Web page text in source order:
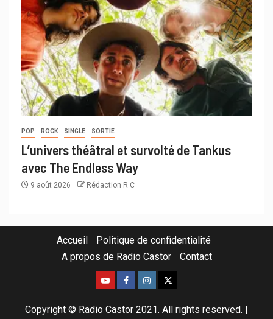
POP ROCK SINGLE SORTIE
L’univers théâtral et survolté de Tankus
avec The Endless Way
9 août 2026 Rédaction R C
Accueil
Politique de confidentialité
A propos de Radio Castor
Contact
Copyright © Radio Castor 2021. All rights reserved. |